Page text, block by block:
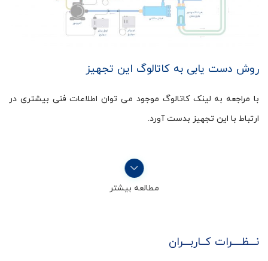
روش دست یابی به کاتالوگ این تجهیز
با مراجعه به لینک کاتالوگ موجود می توان اطلاعات فنی بیشتری در
ارتباط با این تجهیز بدست آورد.
مطالعه بیشتر
نـــظــــرات کــاربـــران